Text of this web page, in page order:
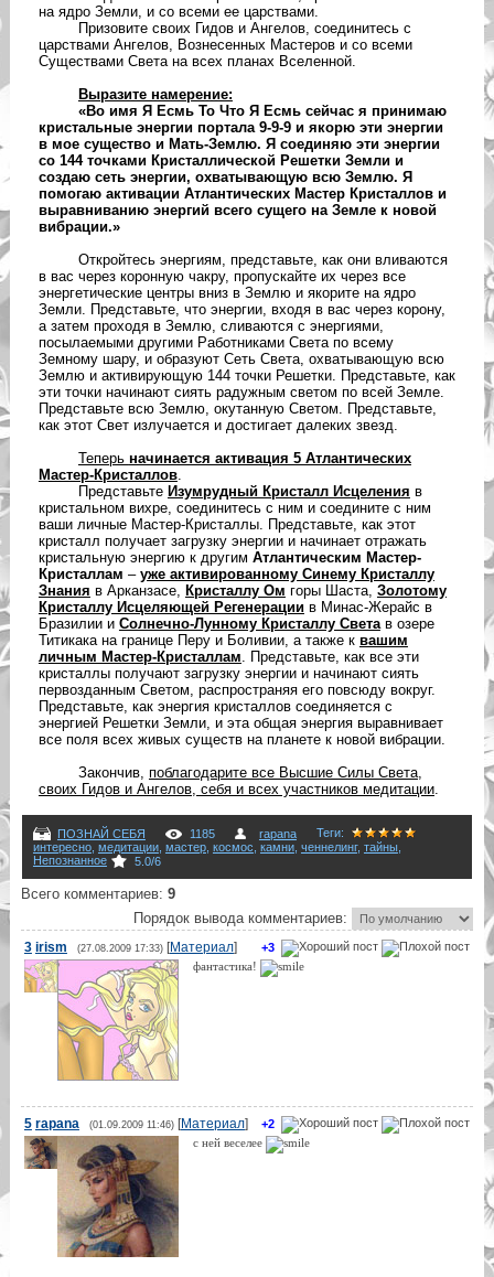
на ядро Земли, и со всеми ее царствами.
Призовите своих Гидов и Ангелов, соединитесь с
царствами Ангелов, Вознесенных Мастеров и со всеми
Существами Света на всех планах Вселенной.
Выразите намерение:
«Во имя Я Есмь То Что Я Есмь сейчас я принимаю
кристальные энергии портала 9-9-9 и якорю эти энергии
в мое существо и Мать-Землю. Я соединяю эти энергии
со 144 точками Кристаллической Решетки Земли и
создаю сеть энергии, охватывающую всю Землю. Я
помогаю активации Атлантических Мастер Кристаллов и
выравниванию энергий всего сущего на Земле к новой
вибрации.»
Откройтесь энергиям, представьте, как они вливаются
в вас через коронную чакру, пропускайте их через все
энергетические центры вниз в Землю и якорите на ядро
Земли. Представьте, что энергии, входя в вас через корону,
а затем проходя в Землю, сливаются с энергиями,
посылаемыми другими Работниками Света по всему
Земному шару, и образуют Сеть Света, охватывающую всю
Землю и активирующую 144 точки Решетки. Представьте, как
эти точки начинают сиять радужным светом по всей Земле.
Представьте всю Землю, окутанную Светом. Представьте,
как этот Свет излучается и достигает далеких звезд.
Теперь начинается активация 5 Атлантических
Мастер-Кристаллов.
Представьте Изумрудный Кристалл Исцеления в
кристальном вихре, соединитесь с ним и соедините с ним
ваши личные Мастер-Кристаллы. Представьте, как этот
кристалл получает загрузку энергии и начинает отражать
кристальную энергию к другим Атлантическим Мастер-
Кристаллам – уже активированному Синему Кристаллу
Знания в Арканзасе, Кристаллу Ом горы Шаста, Золотому
Кристаллу Исцеляющей Регенерации в Минас-Жерайс в
Бразилии и Солнечно-Лунному Кристаллу Света в озере
Титикака на границе Перу и Боливии, а также к вашим
личным Мастер-Кристаллам . Представьте, как все эти
кристаллы получают загрузку энергии и начинают сиять
первозданным Светом, распространяя его повсюду вокруг.
Представьте, как энергия кристаллов соединяется с
энергией Решетки Земли, и эта общая энергия выравнивает
все поля всех живых существ на планете к новой вибрации.
Закончив, поблагодарите все Высшие Силы Света,
своих Гидов и Ангелов, себя и всех участников медитации.
ПОЗНАЙ СЕБЯ 1185 rapana Теги:
интересно, медитации, мастер, космос камни, ченнелинг, тайны,
Непознанное
5.0/6
Всего комментариев: 9
Порядок вывода комментариев:
+3
3 irism (27.08.2009 17:33)[Материал]
фантастика!
+2
5 rapana (01.09.2009 11:46)[Материал]
с ней веселее